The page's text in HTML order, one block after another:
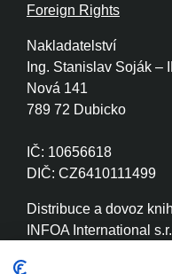
Nakladatelství
Ing. Stanislav Soják –
Nová 141
789 72 Dubicko
IČ: 10656618
DIČ: CZ6410111499
Distribuce a dovoz knih
INFOA International
Foreign Rights